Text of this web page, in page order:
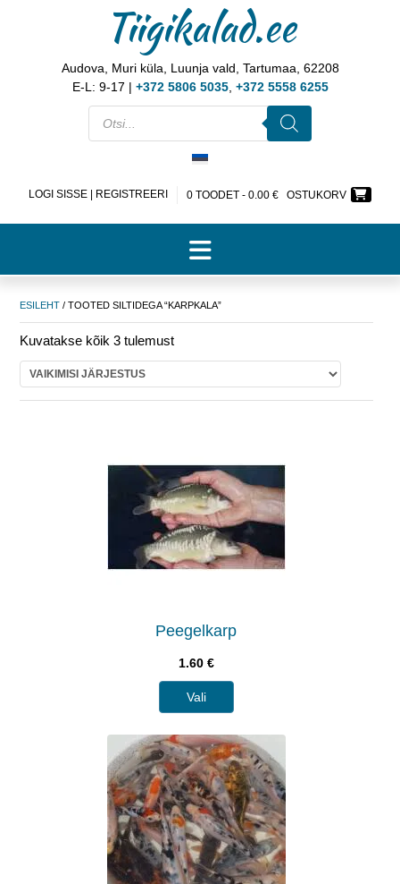
Tiigikalad.ee
Audova, Muri küla, Luunja vald, Tartumaa, 62208
E-L: 9-17 | +372 5806 5035, +372 5558 6255
LOGI SISSE | REGISTREERI 0 TOODET - 0.00 € OSTUKORV
ESILEHT / TOOTED SILTIDEGA “KARPKALA”
Kuvatakse kõik 3 tulemust
Peegelkarp
1.60 €
Vali